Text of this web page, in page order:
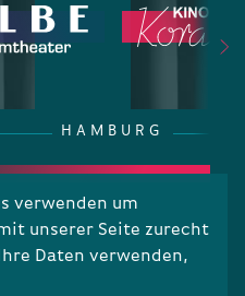
verwenden um
unserer Seite zurecht
Daten verwenden,
HAMBURG